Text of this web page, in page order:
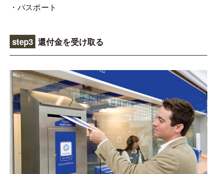
・パスポート
step3 還付金を受け取る